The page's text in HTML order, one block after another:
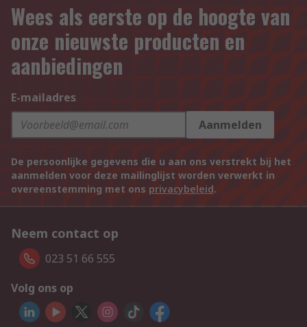
Wees als eerste op de hoogte van
onze nieuwste producten en
aanbiedingen
E-mailadres
Aanmelden
De persoonlijke gegevens die u aan ons verstrekt bij het
aanmelden voor deze mailinglijst worden verwerkt in
overeenstemming met ons privacybeleid.
Neem contact op
023 51 66 555
Volg ons op